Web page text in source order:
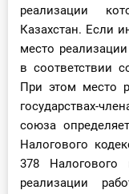
реализации
Казахстан. Если
место
в соответствии
При этом место
государствах-
союза
Налогового
378 Налогового
реализации